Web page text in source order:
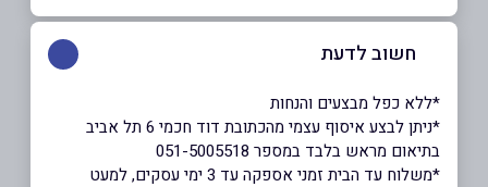
חשוב לדעת
*ללא כפל מבצעים והנחות
*ניתן לבצע איסוף עצמי מהכתובת דוד חכמי 6 תל אביב
בתיאום מראש בלבד במספר 051-5005518
*משלוח עד הבית זמני אספקה עד 3 ימי עסקים, למעט